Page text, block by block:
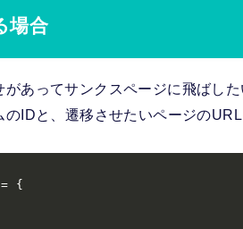
場合
あってサンクスページに飛ばし
IDと、遷移させたいページのURL
= {